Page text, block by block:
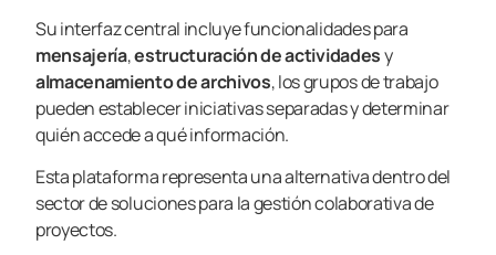
Su interfaz central incluye funcionalidades para
mensajería,estructuración de actividadesy
almacenamiento de archivos, los grupos de trabajo
pueden establecer iniciativas separadas y determinar
quién accede a qué información.
Esta plataforma representa una alternativa dentro del
sector de soluciones para la gestión colaborativa de
proyectos.